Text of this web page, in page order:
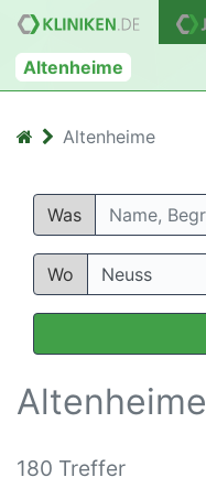
Altenheime
Altenheime
Was
Wo
Altenheime
180 Treffer